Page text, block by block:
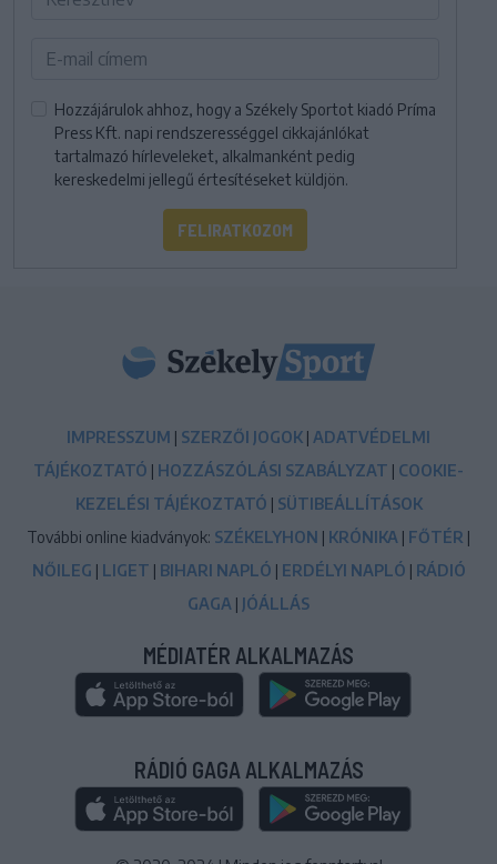
Hozzájárulok ahhoz, hogy a Székely Sportot kiadó Príma
Press Kft. napi rendszerességgel cikkajánlókat
tartalmazó hírleveleket, alkalmanként pedig
kereskedelmi jellegű értesítéseket küldjön.
FELIRATKOZOM
IMPRESSZUM | SZERZŐI JOGOK | ADATVÉDELMI
TÁJÉKOZTATÓ | HOZZÁSZÓLÁSI SZABÁLYZAT | COOKIE-
KEZELÉSI TÁJÉKOZTATÓ | SÜTIBEÁLLÍTÁSOK
További online kiadványok: SZÉKELYHON | KRÓNIKA | FŐTÉR |
NŐILEG | LIGET | BIHARI NAPLÓ | ERDÉLYI NAPLÓ | RÁDIÓ
GAGA | JÓÁLLÁS
MÉDIATÉR ALKALMAZÁS
RÁDIÓ GAGA ALKALMAZÁS